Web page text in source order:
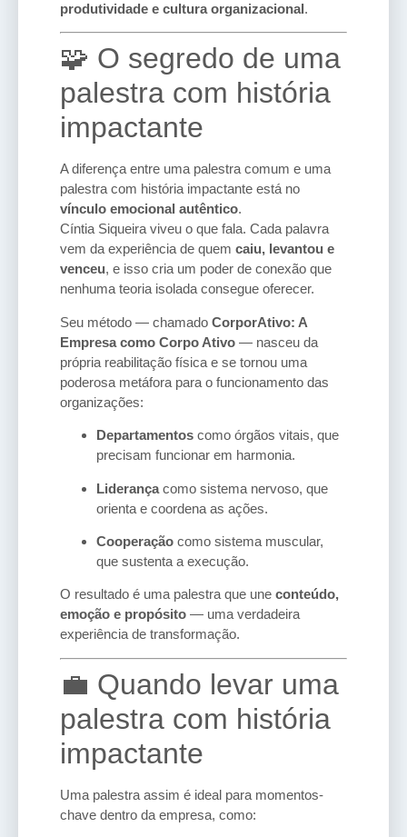
produtividade e cultura organizacional.
🧩 O segredo de uma
palestra com história
impactante
A diferença entre uma palestra comum e uma
palestra com história impactante está no
vínculo emocional autêntico.
Cíntia Siqueira viveu o que fala. Cada palavra
vem da experiência de quem caiu, levantou e
venceu, e isso cria um poder de conexão que
nenhuma teoria isolada consegue oferecer.
Seu método — chamado CorporAtivo: A
Empresa como Corpo Ativo — nasceu da
própria reabilitação física e se tornou uma
poderosa metáfora para o funcionamento das
organizações:
Departamentos como órgãos vitais, que
precisam funcionar em harmonia.
Liderançacomo sistema nervoso, que
orienta e coordena as ações.
Cooperação como sistema muscular,
que sustenta a execução.
O resultado é uma palestra que une conteúdo,
emoção e propósito — uma verdadeira
experiência de transformação.
💼 Quando levar uma
palestra com história
impactante
Uma palestra assim é ideal para momentos-
chave dentro da empresa, como: